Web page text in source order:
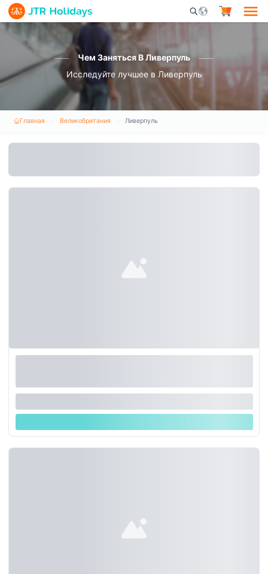
Mobile Search
Чем Заняться В Ливерпуль
Исследуйте лучшее в Ливерпуль
Главная Великобритания Ливерпуль